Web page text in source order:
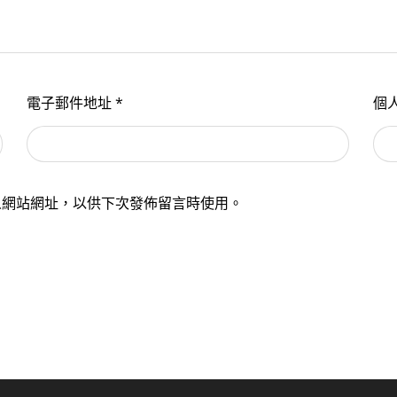
電子郵件地址* 個
站網址，以供下次發佈留言時使用。